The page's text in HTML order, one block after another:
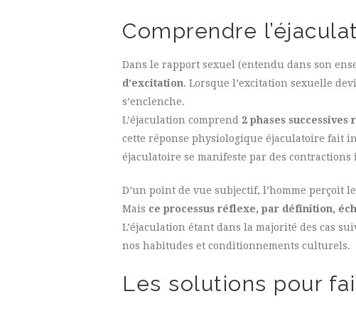
Comprendre
Dans le rapport sexuel (entendu dans son
d’excitation. Lorsque l’excitation sexuelle
s’enclenche.
L’éjaculation comprend 2 phases successives
cette réponse physiologique éjaculatoire fait
éjaculatoire se manifeste par des
D’un point de vue subjectif, l’homme perçoit
Mais ce processus réflexe, par définition,
L’éjaculation étant dans la majorité des cas
nos habitudes et conditionnements culturels.
Les solutions pour